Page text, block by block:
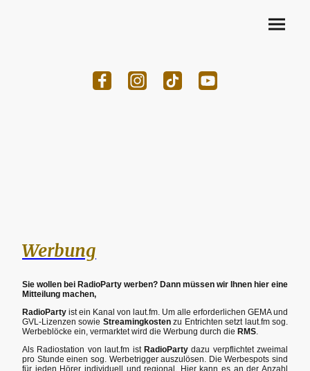
Werbung
Sie wollen bei RadioParty werben? Dann müssen wir Ihnen hier eine
Mitteilung machen,
RadioParty ist ein Kanal von laut.fm. Um alle erforderlichen GEMA und
GVL-Lizenzen sowie Streamingkostenzu Entrichten setzt laut.fm sog.
Werbeblöcke ein, vermarktet wird die Werbung durch die RMS
Als Radiostation von laut.fm ist RadioPartydazu verpflichtet zweimal
pro Stunde einen sog. Werbetrigger auszulösen. Die Werbespots sind
für jeden Hörer individuell und regional. Hier kann es an der Anzahl